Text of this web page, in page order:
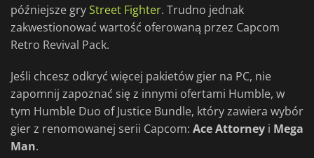
późniejsze gryStreet Fighter. Trudno jednak
zakwestionować wartość oferowaną przez Capcom
Retro Revival Pack.
Jeśli chcesz odkryć więcej pakietów gier na PC, nie
zapomnij zapoznać się z innymi ofertami Humble, w
tym Humble Duo of Justice Bundle, który zawiera wybór
gier z renomowanej serii Capcom: Ace Attorney i Mega
Man.